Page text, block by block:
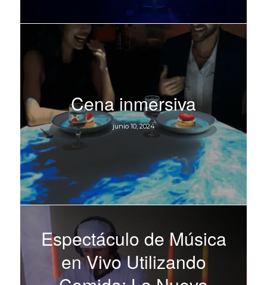
Cena inmersiva
junio 10, 2024
Espectáculo de Música
en Vivo Utilizando